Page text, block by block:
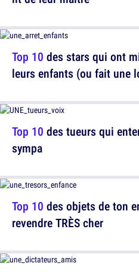
Top 10 des tueurs qui
sympa
Top 10 des stars qui ont
leurs enfants (ou fait une
Top 10 des objets de ton
revendre TRÈS cher